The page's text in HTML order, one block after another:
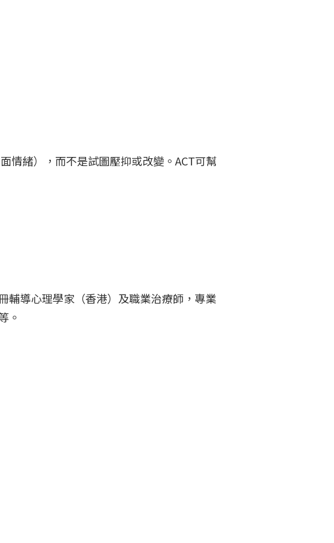
情緒），而不是試圖壓抑或改變。ACT可幫
輔導心理學家（香港）及職業治療師，專業
。